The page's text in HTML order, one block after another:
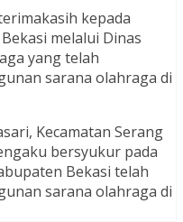
kepada
melalui Dinas
yang telah
sarana olahraga di
Kecamatan Serang
bersyukur pada
Bekasi telah
sarana olahraga di